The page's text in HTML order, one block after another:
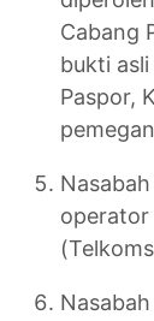
Cabang
bukti
Paspor,
operator